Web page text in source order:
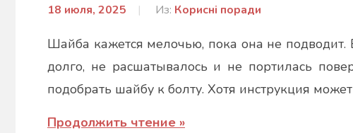
18 июля, 2025
От:
Аліна
Из: Корисні поради
Шайба кажется мелочью, пока она не подводит.
долго, не расшатывалось и не портилаcь
подобрать шайбу к болту. Хотя инструкция
Продолжить чтение